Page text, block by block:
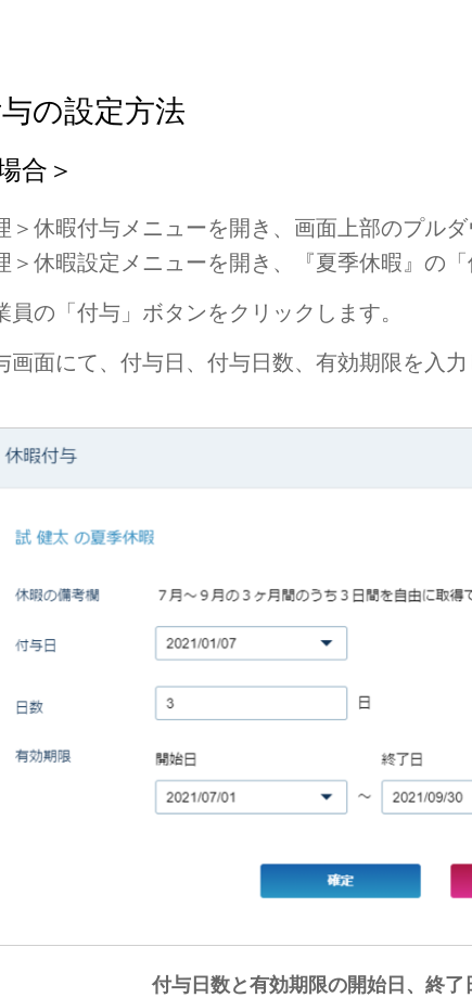
の設定方法
合＞
休暇付与メニューを開き、画面上部のプルダ
暇設定メニューを開き、『夏季休暇』の「
の「付与」ボタンをクリックします。
面にて、付与日、付与日数、有効期限を入力
付与日数と有効期限の開始日、終了